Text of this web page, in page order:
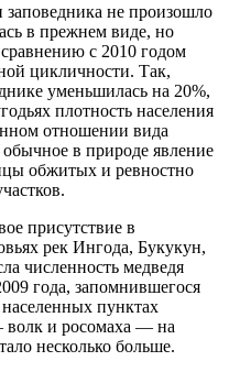
не произошло
в прежнем виде, но
с 2010 годом
цикличности. Так,
уменьшилась на 20%,
плотность населения
отношении вида
в природе явление
обжитых и ревностно
присутствие в
рек Ингода, Букукун,
численность медведя
года, запомнившегося
пунктах
и росомаха — на
несколько больше.